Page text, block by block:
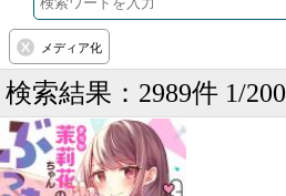
メディア化
検索結果：2989件 1/200